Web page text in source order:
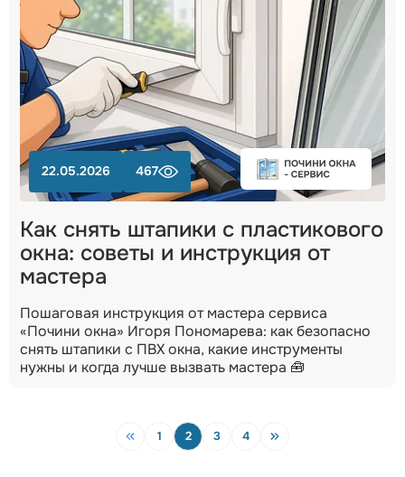
22.05.2026 467
Как снять штапики с пластикового
окна: советы и инструкция от
мастера
Пошаговая инструкция от мастера сервиса
«Почини окна» Игоря Пономарева: как безопасно
снять штапики с ПВХ окна, какие инструменты
нужны и когда лучше вызвать мастера 🧰
1 2 3 4